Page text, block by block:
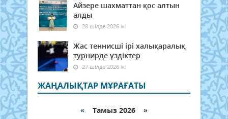
Айзере шахматтан қос алтын
алды
28 шілде 2026 ж.
Жас теннисші ірі халықаралық
турнирде үздіктер
27 шілде 2026 ж.
ЖАҢАЛЫҚТАР МҰРАҒАТЫ
« Тамыз 2026 »